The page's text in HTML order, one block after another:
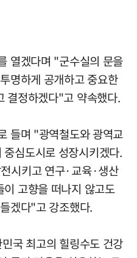
열겠다며 "군수실의 문을
명하게 공개하고 중요한
결정하겠다"고 약속했다.
들며 "광역철도와 광역교
심도시로 성장시키겠다.
시키고 연구·교육·생산
고향을 떠나지 않고도
겠다"고 강조했다.
국 최고의 힐링수도 건강